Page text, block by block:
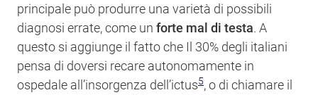
principale può produrre una varietà di possibili
diagnosi errate, come un forte mal di testa. A
questo si aggiunge il fatto che Il 30% degli italiani
pensa di doversi recare autonomamente in
ospedale all’insorgenza dell’ictus5, o di chiamare il